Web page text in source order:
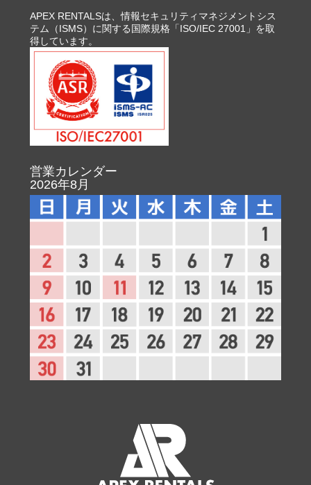
APEX RENTALSは、情報セキュリティマネジメントシス
テム（ISMS）に関する国際規格「ISO/IEC 27001」を取
得しています。
営業カレンダー
2026年8月